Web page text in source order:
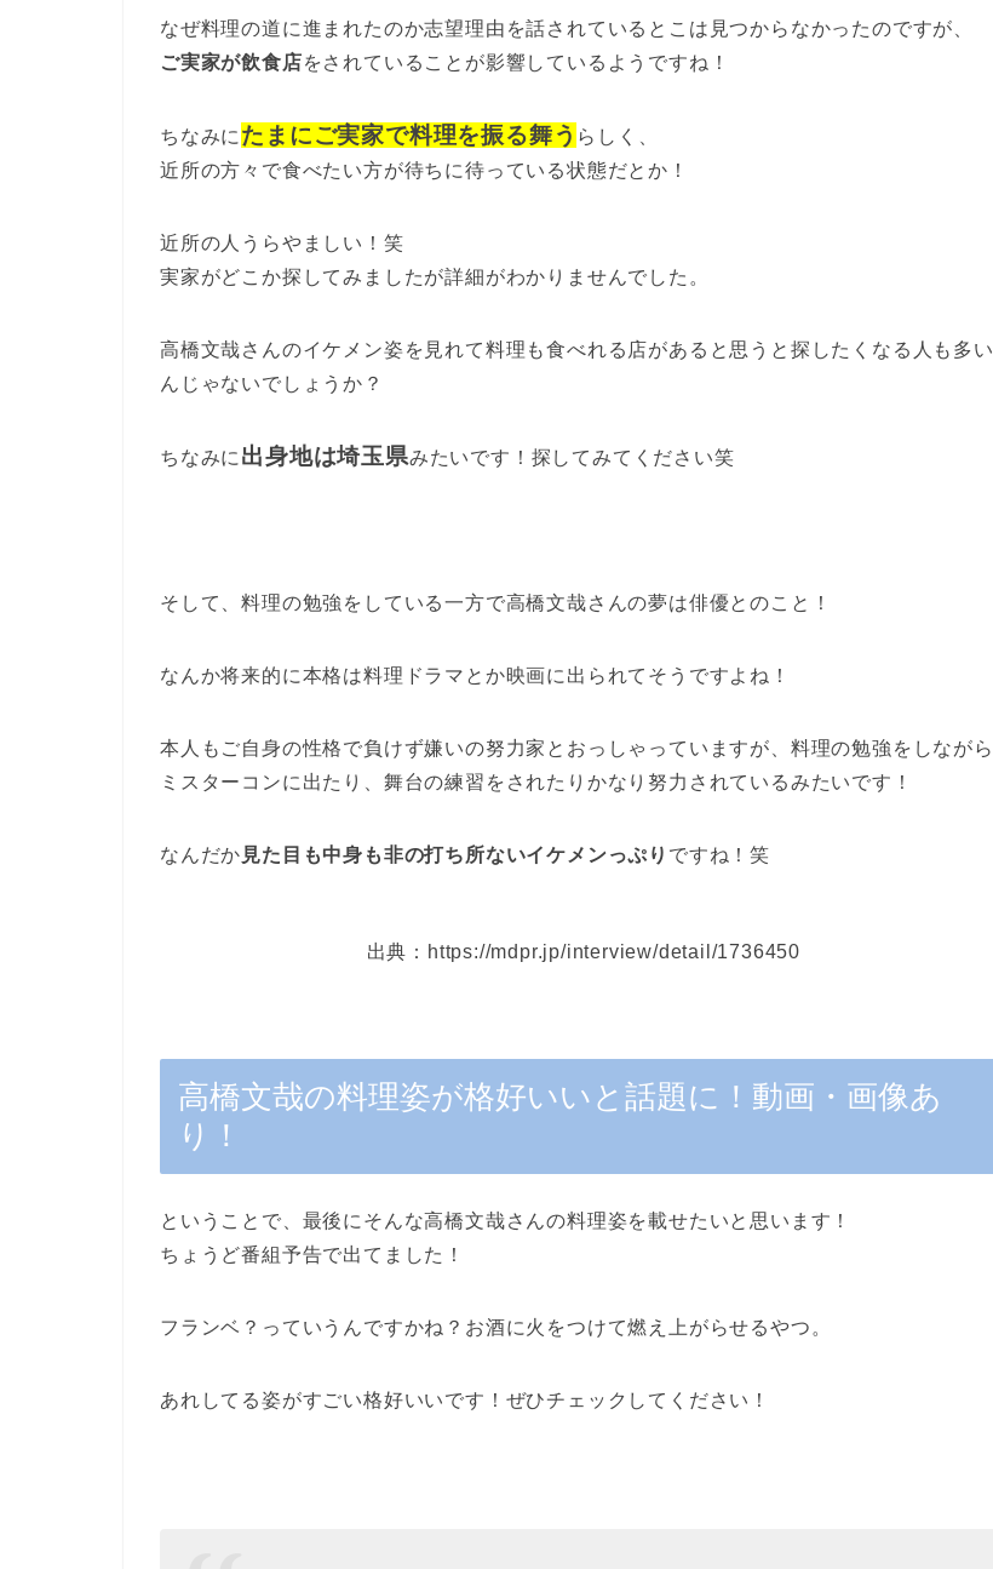
なぜ料理の道に進まれたのか志望理由を話されているとこは見つからなかったのですが、
ご実家が飲食店をされていることが影響しているようですね！
ちなみに たまにご実家で料理を振る舞う らしく、
近所の方々で食べたい方が待ちに待っている状態だとか！
近所の人うらやましい！笑
実家がどこか探してみましたが詳細がわかりませんでした。
高橋文哉さんのイケメン姿を見れて料理も食べれる店があると思うと探したくなる人も多い
んじゃないでしょうか？
ちなみに 出身地は埼玉県みたいです！探してみてください笑
そして、料理の勉強をしている一方で高橋文哉さんの夢は俳優とのこと！
なんか将来的に本格は料理ドラマとか映画に出られてそうですよね！
本人もご自身の性格で負けず嫌いの努力家とおっしゃっていますが、料理の勉強をしながら
ミスターコンに出たり、舞台の練習をされたりかなり努力されているみたいです！
なんだか 見た目も中身も非の打ち所ないイケメンっぷり ですね！笑
出典：https://mdpr.jp/interview/detail/1736450
高橋文哉の料理姿が格好いいと話題に！動画・画像あ
り！
ということで、最後にそんな高橋文哉さんの料理姿を載せたいと思います！
ちょうど番組予告で出てました！
フランベ？っていうんですかね？お酒に火をつけて燃え上がらせるやつ。
あれしてる姿がすごい格好いいです！ぜひチェックしてください！